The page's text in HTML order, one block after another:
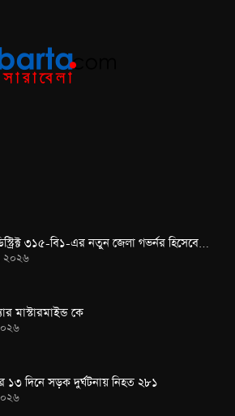
৩১৫-বি১-এর নতুন জেলা গভর্নর হিসেবে…
২০২৬
মাস্টারমাইন্ড কে
১৩ দিনে সড়ক দুর্ঘটনায় নিহত ২৮১